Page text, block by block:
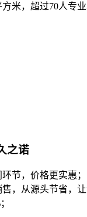
米，超过70人专
之诺
节，价格更实惠；
，从源头节省，让